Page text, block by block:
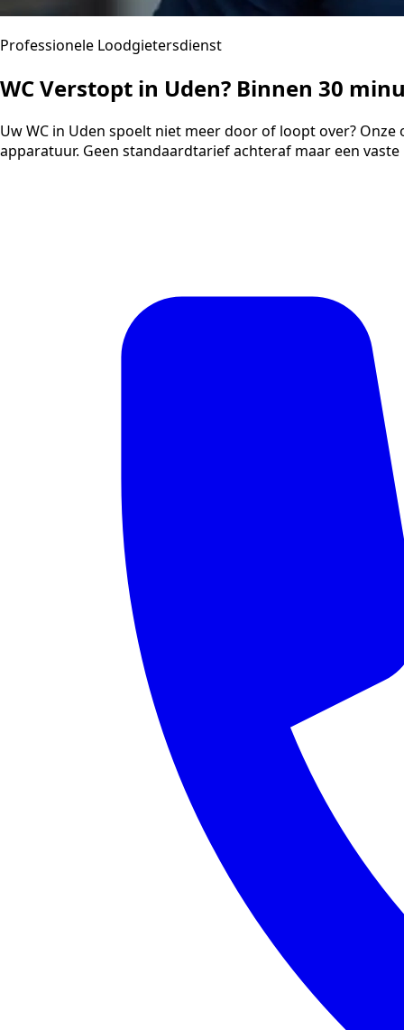
Professionele Loodgietersdienst
WC Verstopt in Uden? Binnen 30
Uw WC in Uden spoelt niet meer door of loopt over?
apparatuur. Geen standaardtarief achteraf maar een